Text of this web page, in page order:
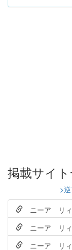
掲載サイ
>
ニーア リィ
ニーア リィ
ニーア リィ